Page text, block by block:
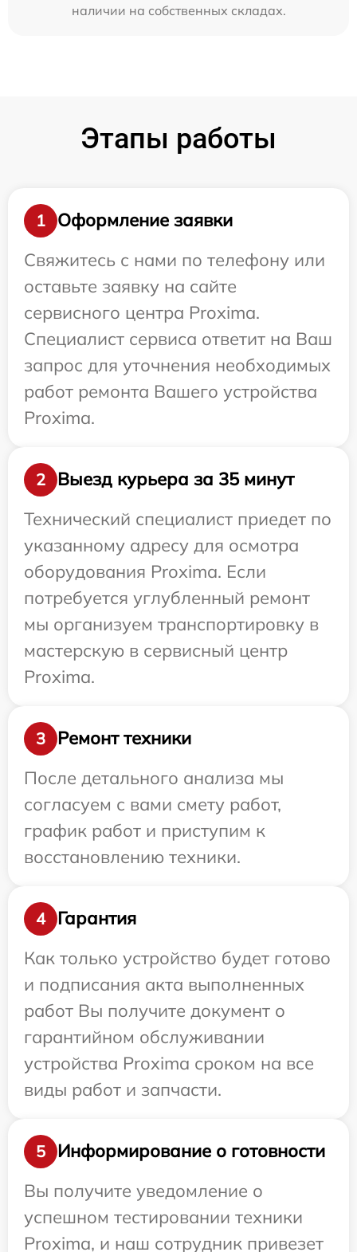
наличии на собственных складах.
Этапы работы
1
Оформление заявки
Свяжитесь с нами по телефону или
оставьте заявку на сайте
сервисного центра Proxima.
Специалист сервиса ответит на Ваш
запрос для уточнения необходимых
работ ремонта Вашего устройства
Proxima.
2
Выезд курьера за 35 минут
Технический специалист приедет по
указанному адресу для осмотра
оборудования Proxima. Если
потребуется углубленный ремонт
мы организуем транспортировку в
мастерскую в сервисный центр
Proxima.
3
Ремонт техники
После детального анализа мы
согласуем с вами смету работ,
график работ и приступим к
восстановлению техники.
4
Гарантия
Как только устройство будет готово
и подписания акта выполненных
работ Вы получите документ о
гарантийном обслуживании
устройства Proxima сроком на все
виды работ и запчасти.
5
Информирование о готовности
Вы получите уведомление о
успешном тестировании техники
Proxima, и наш сотрудник привезет